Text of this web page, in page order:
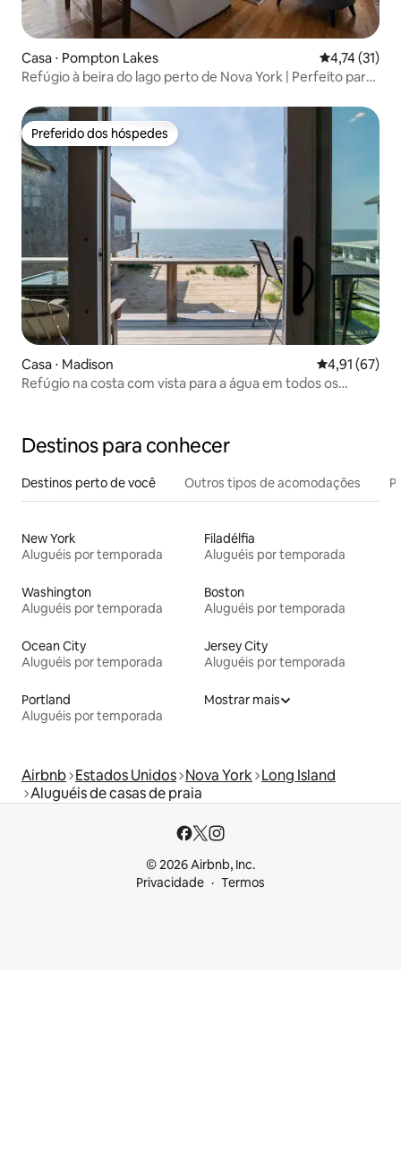
Casa ⋅ Pompton Lakes 4,74 de uma
4,74 (31)
Refúgio à beira do lago perto de Nova York | Perfeito para
Preferido dos hóspedes
Preferido dos hóspedes
Casa ⋅ Madison 4,91 de uma
4,91 (67)
Refúgio na costa com vista para a água em todos os
Destinos para conhecer
Destinos perto de você Outros tipos de acomodações
New York
Aluguéis por temporada
Filadélfia
Aluguéis por temporada
Washington
Aluguéis por temporada
Boston
Aluguéis por temporada
Ocean City
Aluguéis por temporada
Jersey City
Aluguéis por temporada
Portland
Aluguéis por temporada
Mostrar mais
Airbnb Estados Unidos Nova York Long Island
Aluguéis de casas de praia
© 2026 Airbnb, Inc.
Privacidade
Termos